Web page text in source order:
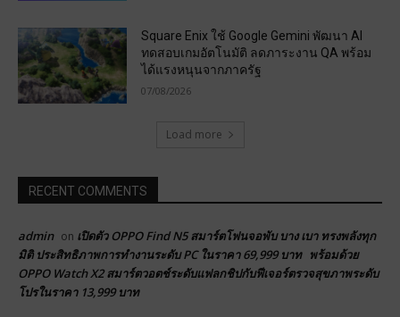
Square Enix ใช้ Google Gemini พัฒนา AI
ทดสอบเกมอัตโนมัติ ลดภาระงาน QA พร้อม
ได้แรงหนุนจากภาครัฐ
07/08/2026
Load more
RECENT COMMENTS
admin on เปิดตัว OPPO Find N5 สมาร์ตโฟนจอพับ บาง เบา ทรงพลังทุก
มิติ ประสิทธิภาพการทำงานระดับ PC ในราคา 69,999 บาท พร้อมด้วย
OPPO Watch X2 สมาร์ตวอตช์ระดับแฟลกชิปกับฟีเจอร์ตรวจสุขภาพระดับ
โปรในราคา 13,999 บาท